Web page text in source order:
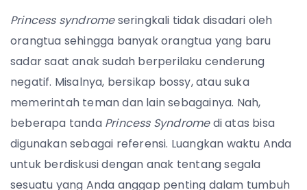
Princess syndromeseringkali tidak disadari oleh
orangtua sehingga banyak orangtua yang baru
sadar saat anak sudah berperilaku cenderung
negatif. Misalnya, bersikap bossy, atau suka
memerintah teman dan lain sebagainya. Nah,
beberapa tanda Princess Syndromedi atas bisa
digunakan sebagai referensi. Luangkan waktu Anda
untuk berdiskusi dengan anak tentang segala
sesuatu yang Anda anggap penting dalam tumbuh